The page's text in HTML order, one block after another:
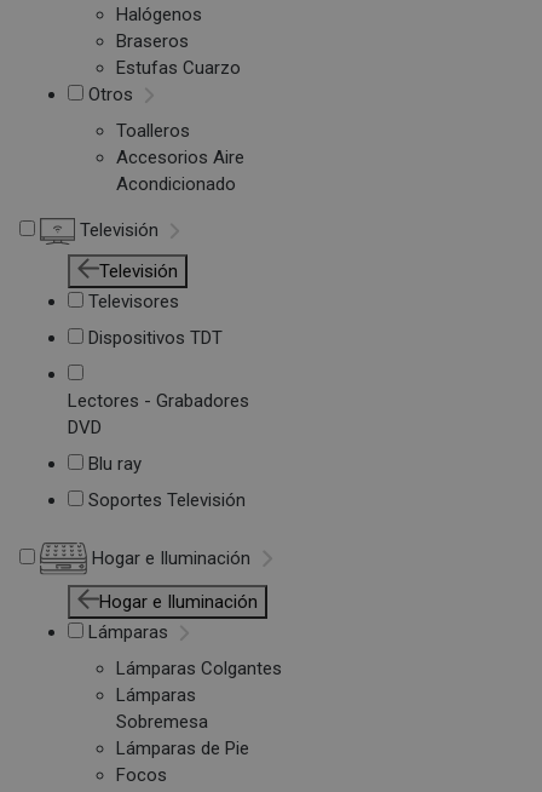
Halógenos
Braseros
Estufas Cuarzo
Otros
Toalleros
Accesorios Aire
Acondicionado
Televisión
Televisión
Televisores
Dispositivos TDT
Lectores - Grabadores
DVD
Blu ray
Soportes Televisión
Hogar e Iluminación
Hogar e Iluminación
Lámparas
Lámparas Colgantes
Lámparas
Sobremesa
Lámparas de Pie
Focos